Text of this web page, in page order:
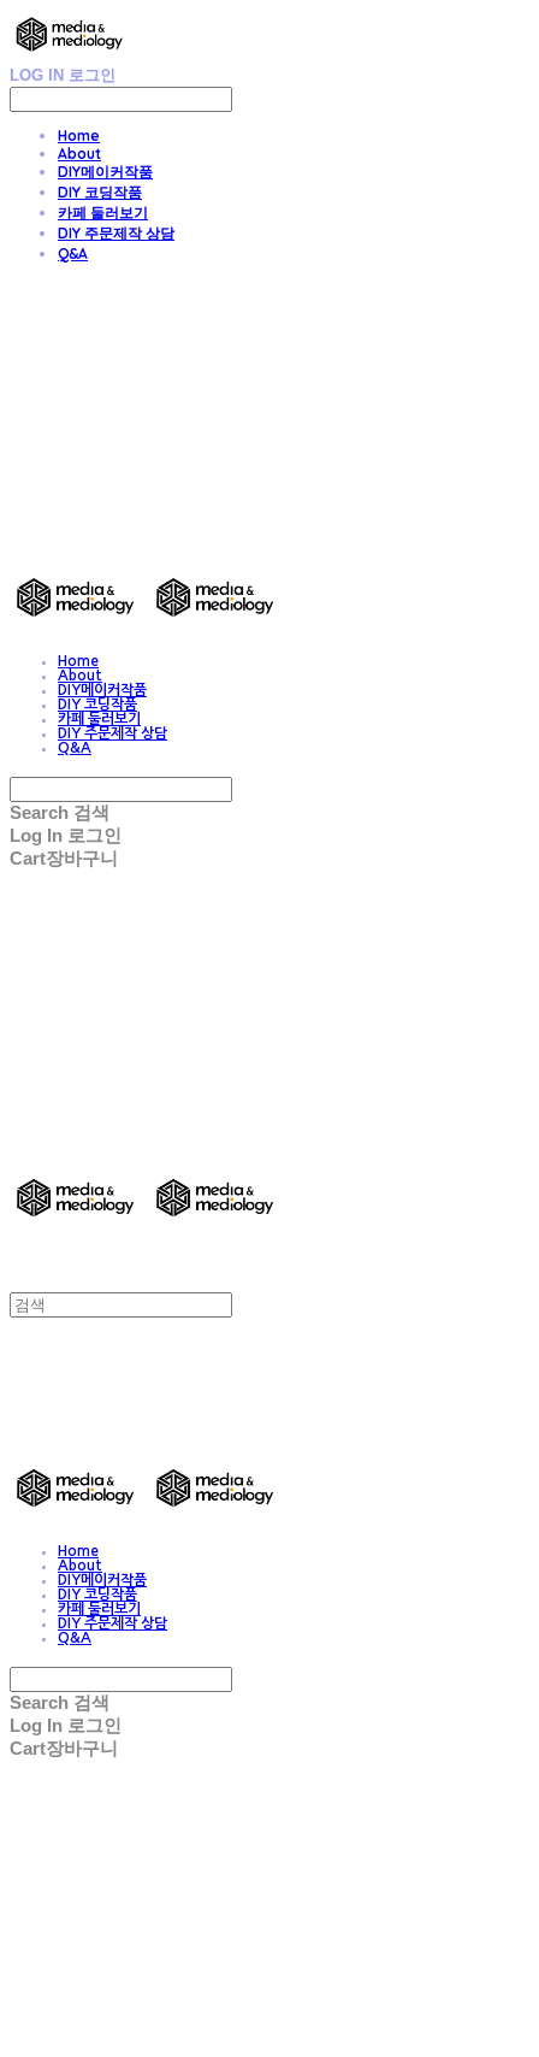
LOG IN 로그인
Home
About
DIY메이커작품
DIY 코딩작품
카페 둘러보기
DIY 주문제작 상담
Q&A
Home
About
DIY메이커작품
DIY 코딩작품
카페 둘러보기
DIY 주문제작 상담
Q&A
Search 검색
Log In 로그인
Cart장바구니
Home
About
DIY메이커작품
DIY 코딩작품
카페 둘러보기
DIY 주문제작 상담
Q&A
Search 검색
Log In 로그인
Cart장바구니